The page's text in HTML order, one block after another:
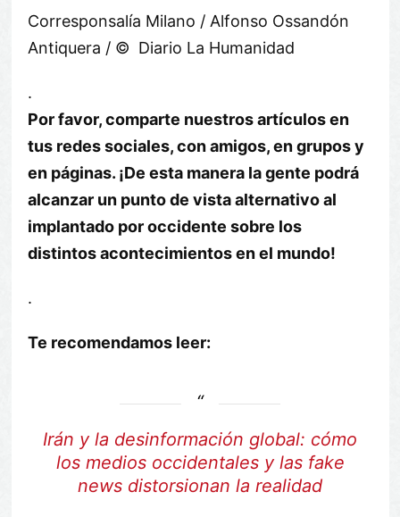
Corresponsalía Milano / Alfonso Ossandón
Antiquera / © Diario La Humanidad
.
Por favor, comparte nuestros artículos en
tus redes sociales, con amigos, en grupos y
en páginas. ¡De esta manera la gente podrá
alcanzar un punto de vista alternativo al
implantado por occidente sobre los
distintos acontecimientos en el mundo!
.
Te recomendamos leer:
Irán y la desinformación global: cómo
los medios occidentales y las fake
news distorsionan la realidad